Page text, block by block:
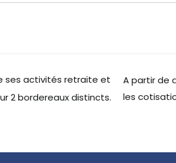
ses activités retraite et
2 bordereaux distincts.
A partir de
les